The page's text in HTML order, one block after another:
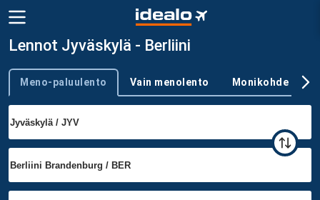
Lennot Jyväskylä - Berliini
Trip type
Meno-paluulento Vain menolento Monikohde